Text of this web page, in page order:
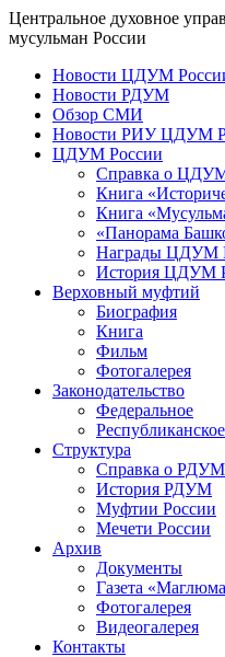
Центральное духовное
мусульман России
Новости ЦДУМ
Новости РДУМ
Обзор СМИ
Новости РИУ ЦДУМ
ЦДУМ России
Справка о
Книга
Книга
«Панорама
Награды ЦДУМ
История ЦДУМ
Верховный муфтий
Биография
Книга
Фильм
Фотогалерея
Законодательство
Федеральное
Республиканское
Структура
Справка о РДУМ
История РДУМ
Муфтии России
Мечети России
Архив
Документы
Газета
Фотогалерея
Видеогалерея
Контакты